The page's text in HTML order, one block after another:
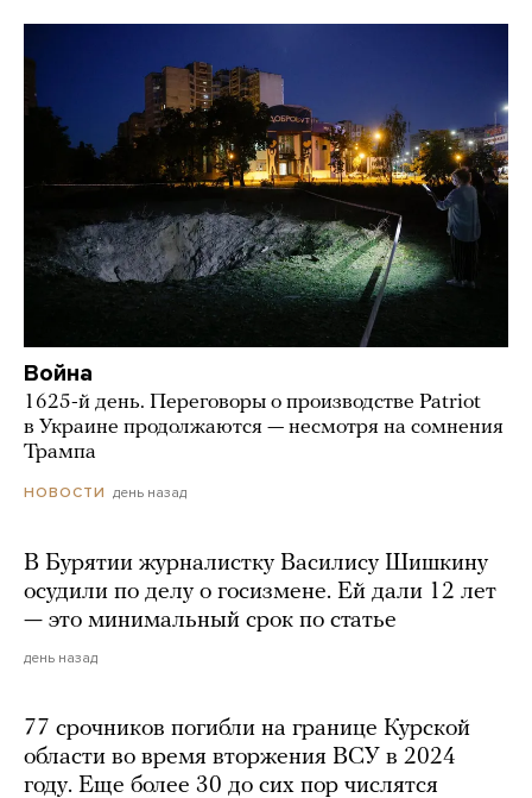
Война
1625-й день. Переговоры о производстве Patriot
в Украине продолжаются — несмотря на сомнения
Трампа
НОВОСТИ день назад
В Бурятии журналистку Василису Шишкину
осудили по делу о госизмене. Ей дали 12 лет
— это минимальный срок по статье
день назад
77 срочников погибли на границе Курской
области во время вторжения ВСУ в 2024
году. Еще более 30 до сих пор числятся